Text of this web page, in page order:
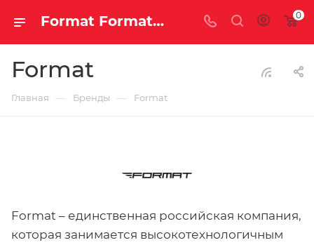
Format Format – единственная российская компания, которая занимается высокотехнологичным проектированием и производством велосипедных рам, способная конкурировать с признанными мировыми лидерами велоиндустрии. 0
Format
Главная — Бренды — Format
Format – единственная российская компания,
которая занимается высокотехнологичным